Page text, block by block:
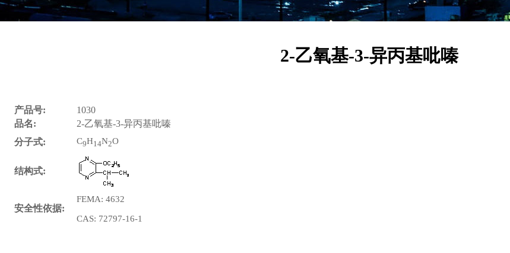
2-乙氧基-3-异丙基吡嗪
产品号:
1030
品名:
2-乙氧基-3-异丙基吡嗪
分子式:
C9H14N2O
结构式:
安全性依据:
FEMA: 4632
CAS: 72797-16-1